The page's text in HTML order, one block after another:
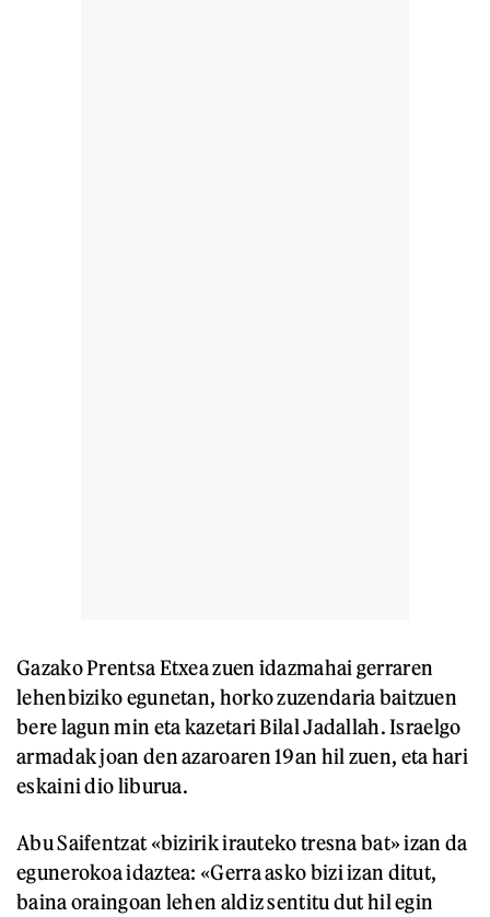
Gazako Prentsa Etxea zuen idazmahai gerraren
lehenbiziko egunetan, horko zuzendaria baitzuen
bere lagun min eta kazetari Bilal Jadallah. Israelgo
armadak joan den azaroaren 19an hil zuen, eta hari
eskaini dio liburua.
Abu Saifentzat «bizirik irauteko tresna bat» izan da
egunerokoa idaztea: «Gerra asko bizi izan ditut,
baina oraingoan lehen aldiz sentitu dut hil egin